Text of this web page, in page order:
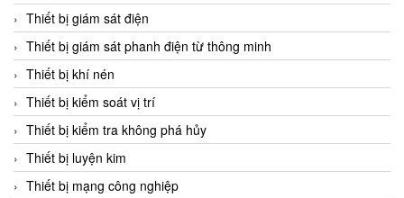
Chromalox
ChuanYi
CIC
Clage
Clake Fololo
Clark Cooper
CMC Ventilazione
Thiết bị giám sát điện
Thiết bị giám sát phanh điện từ thông minh
Thiết bị khí nén
Thiết bị kiểm soát vị trí
Thiết bị kiểm tra không phá hủy
Thiết bị luyện kim
Thiết bị mạng công nghiệp